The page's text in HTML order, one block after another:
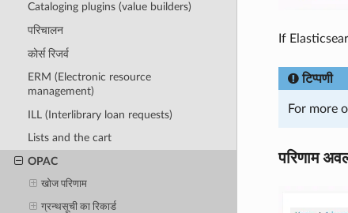
Cataloging plugins (value builders)
परिचालन
कोर्स रिजर्व
ERM (Electronic resource
management)
ILL (Interlibrary loan requests)
Lists and the cart
OPAC
खोज परिणाम
ग्रन्थसूची का रिकार्ड
If
टिप्पणी
For more
परिणाम